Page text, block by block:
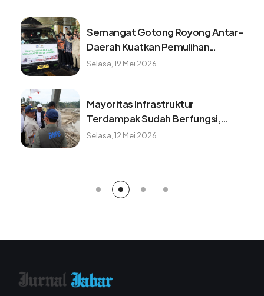
Tangki BBM Hampir Kosong Bisa
Merusak Kendaran, Benarkah?
Minggu, 9 Agustus 2026
Benarkah minum kopi setiap pagi
baik untuk kesehatan? ini faktanya
Minggu, 9 Agustus 2026